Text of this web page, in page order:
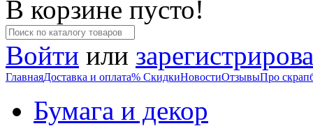
В корзине пусто!
Войти или
ГлавнаяДоставка и оплата% СкидкиНовостиОтзывыПро
Бумага и декор